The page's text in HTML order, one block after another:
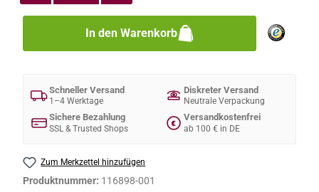
In den Warenkorb
Schneller Versand
1–4 Werktage
Diskreter Versand
Neutrale Verpackung
Sichere Bezahlung
SSL & Trusted Shops
€
Versandkostenfrei
ab 100 € in DE
Zum Merkzettel hinzufügen
Produktnummer: 116898-001